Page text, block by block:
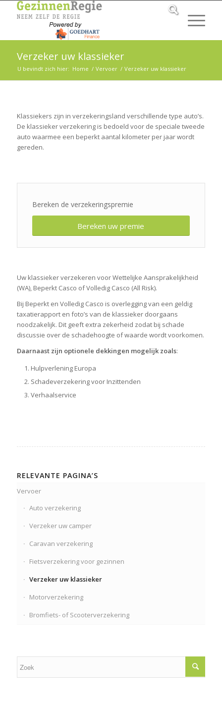
Verzeker uw klassieker
U bevindt zich hier: Home / Vervoer / Verzeker uw klassieker
Klassiekers zijn in verzekeringsland verschillende type auto’s.
De klassieker verzekering is bedoeld voor de speciale tweede
auto waarmee een beperkt aantal kilometer per jaar wordt
gereden.
Bereken de verzekeringspremie
Bereken uw premie
Uw klassieker verzekeren voor Wettelijke Aansprakelijkheid
(WA), Beperkt Casco of Volledig Casco (All Risk).
Bij Beperkt en Volledig Casco is overlegging van een geldig
taxatierapport en foto’s van de klassieker doorgaans
noodzakelijk. Dit geeft extra zekerheid zodat bij schade
discussie over de schadehoogte of waarde wordt voorkomen.
Daarnaast zijn optionele dekkingen mogelijk zoals:
Hulpverlening Europa
Schadeverzekering voor Inzittenden
Verhaalservice
RELEVANTE PAGINA’S
Vervoer
Auto verzekering
Verzeker uw camper
Caravan verzekering
Fietsverzekering voor gezinnen
Verzeker uw klassieker
Motorverzekering
Bromfiets- of Scooterverzekering